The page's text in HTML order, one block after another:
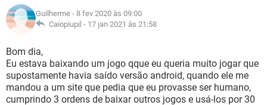
GUIA DE COMPRAS
INSTAGRAM
CELULAR
OUTLOOK EXCEL
INSTAGRAM
GUIA DE COMPRAS
JOGOS
OUTLOOK
INSTAGRAM GMAIL
GUIA DE COMPRAS
GLOSSÁRIO
JOGOS
CELULAR FACEBOOK
OUTLOOK EXCEL
Guilherme - 8 fev 2020 às 09:00
Caiopiupil - 17 jan 2021 às 21:58
Bom dia,
Eu estava baixando um jogo qque eu queria muito jogar que
supostamente havia saído versão android, quando ele me
mandou a um site que pedia que eu provasse ser humano,
cumprindo 3 ordens de baixar outros jogos e usá-los por 30